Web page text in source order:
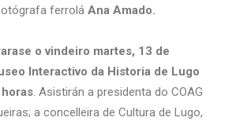
ferrolá Ana Amado.
o vindeiro martes, 13 de
Interactivo da Historia de Lugo
. Asistirán a presidenta do COAG
a concelleira de Cultura de Lugo,